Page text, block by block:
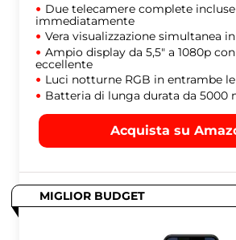
Due telecamere complete incluse
immediatamente
Vera visualizzazione simultanea
Ampio display da 5,5" a 1080p
eccellente
Luci notturne RGB in entrambe
Batteria di lunga durata da 5000
Acquista su
MIGLIOR BUDGET